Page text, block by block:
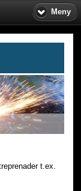
Meny
t.ex.